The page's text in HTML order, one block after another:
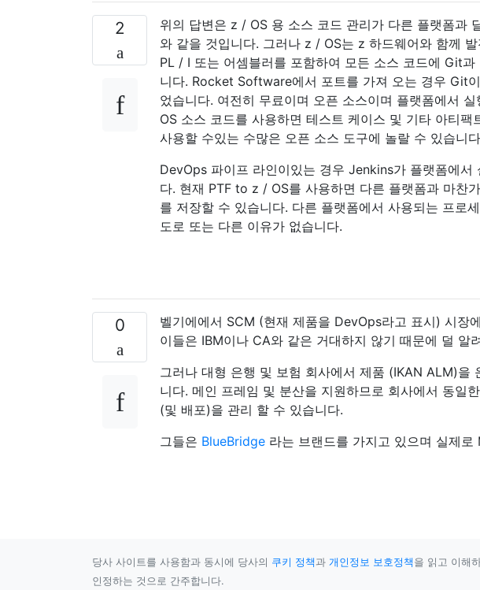
2
위의 답변은 z / OS 용 소스 코드 관리가 다른 플랫폼과
와 같을 것입니다. 그러나 z / OS는 z 하드웨어와 함께
PL / I 또는 어셈블러를 포함하여 모든 소스 코드에 Git
니다. Rocket Software에서 포트를 가져 오는 경우 Git
었습니다. 여전히 무료이며 오픈 소스이며 플랫폼에서
OS 소스 코드를 사용하면 테스트 케이스 및 기타 아티
사용할 수있는 수많은 오픈 소스 도구에 놀랄 수 있습니
DevOps 파이프 라인이있는 경우 Jenkins가 플랫폼에
다. 현재 PTF to z / OS를 사용하면 다른 플랫폼과 마
를 저장할 수 있습니다. 다른 플랫폼에서 사용되는 프로
도로 또는 다른 이유가 없습니다.
0
벨기에에서 SCM (현재 제품을 DevOps라고 표시) 시장
이들은 IBM이나 CA와 같은 거대하지 않기 때문에 덜 알
그러나 대형 은행 및 보험 회사에서 제품 (IKAN ALM)
니다. 메인 프레임 및 분산을 지원하므로 회사에서 동일
(및 배포)을 관리 할 수 ​​있습니다.
그들은 BlueBridge 라는 브랜드를 가지고 있으며 실제
당사 사이트를 사용함과 동시에 당사의 쿠키 정책과 개인정보 보호정책 을 읽고 이해
인정하는 것으로 간주합니다.